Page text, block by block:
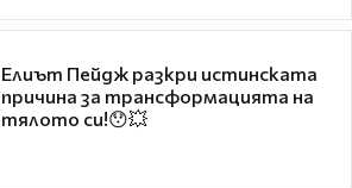
Елиът Пейдж разкри истинската
причина за трансформацията на
тялото си!😯💥